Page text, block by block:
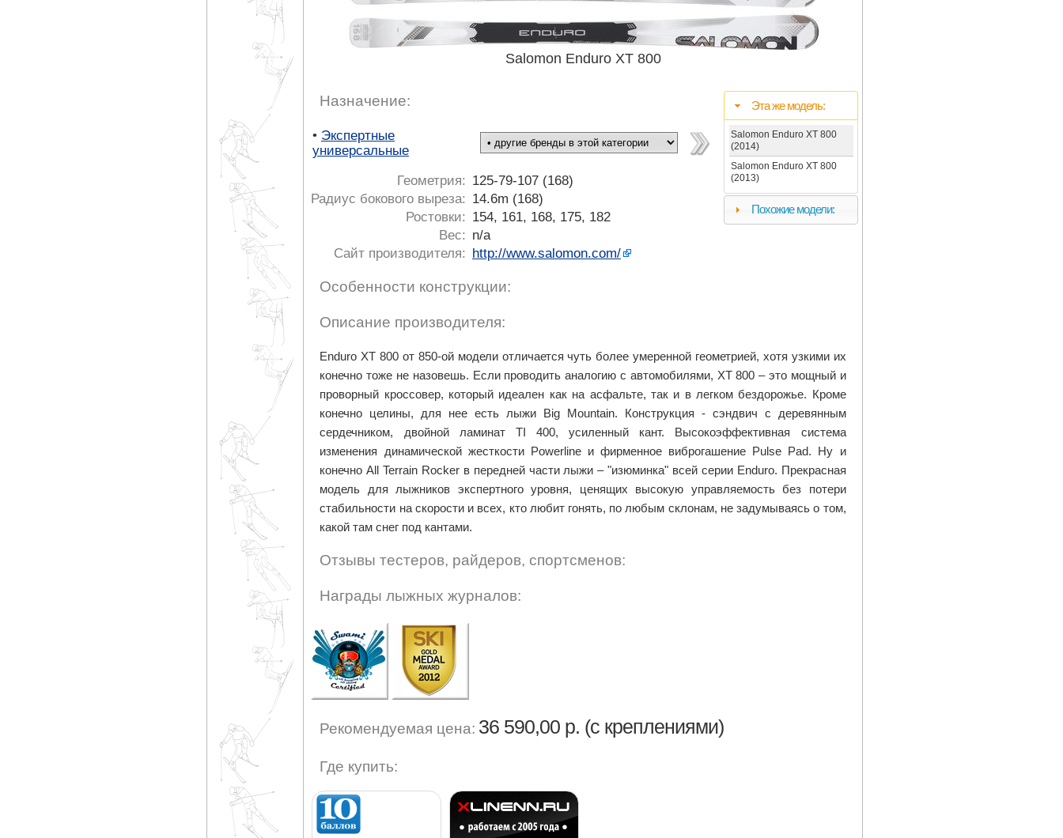
Salomon Enduro XT 800
Эта же модель:
Salomon Enduro XT 800
(2014)
Salomon Enduro XT 800
(2013)
Похожие модели:
Назначение:
• Экспертные
универсальные
Геометрия:
125-79-107 (168)
Радиус бокового выреза:
14.6m (168)
Ростовки:
154, 161, 168, 175, 182
Вес:
n/a
Сайт производителя:
http://www.salomon.com/
Особенности конструкции:
Описание производителя:
Enduro XT 800 от 850-ой модели отличается чуть более умеренной геометрией, хотя узкими их
конечно тоже не назовешь. Если проводить аналогию с автомобилями, XT 800 – это мощный и
проворный кроссовер, который идеален как на асфальте, так и в легком бездорожье. Кроме
конечно целины, для нее есть лыжи Big Mountain. Конструкция - сэндвич с деревянным
сердечником, двойной ламинат TI 400, усиленный кант. Высокоэффективная система
изменения динамической жесткости Powerline и фирменное виброгашение Pulse Pad. Ну и
конечно All Terrain Rocker в передней части лыжи – "изюминка" всей серии Enduro. Прекрасная
модель для лыжников экспертного уровня, ценящих высокую управляемость без потери
стабильности на скорости и всех, кто любит гонять, по любым склонам, не задумываясь о том,
какой там снег под кантами.
Отзывы тестеров, райдеров, спортсменов:
Награды лыжных журналов:
Рекомендуемая цена: 36 590,00 р. (с креплениями)
Где купить: